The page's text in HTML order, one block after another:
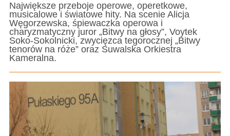
Największe przeboje operowe, operetkowe,
musicalowe i światowe hity. Na scenie Alicja
Węgorzewska, śpiewaczka operowa i
charyzmatyczny juror „Bitwy na głosy”, Voytek
Soko-Sokolnicki, zwycięzca tegorocznej „Bitwy
tenorów na róże” oraz Suwalska Orkiestra
Kameralna.